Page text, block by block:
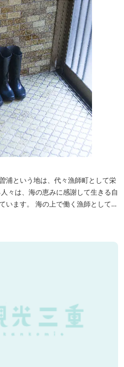
浦という地は、代々漁師町として栄
々は、海の恵みに感謝して生きる自
います。 海の上で働く漁師として、
ぐ役割を果たすためにゲストハウ
スは一棟貸しです。 二階建ての一
ングでゆったり過ごしていただけま